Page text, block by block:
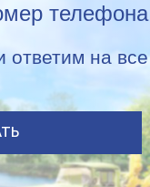
телефона
на